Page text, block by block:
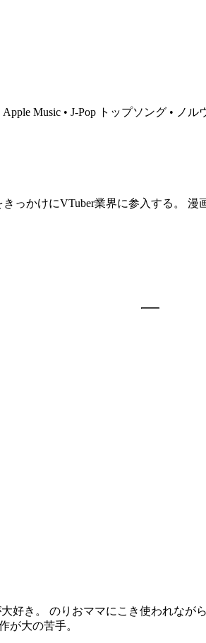
Apple Music • J-Pop トップソング • ノル
っかけにVTuber業界に参入する。
好き。 のりおママにこき使われな
が大の苦手。